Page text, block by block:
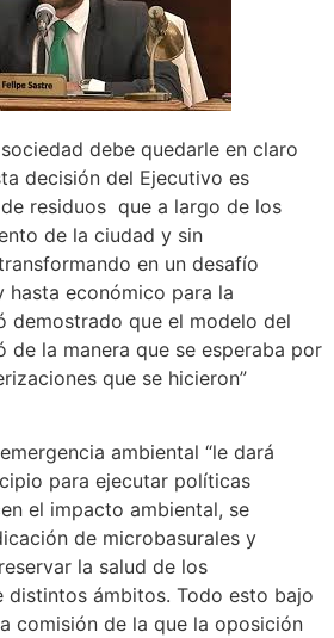
debe quedarle en claro
decisión del Ejecutivo es
residuos que a largo de los
de la ciudad y sin
en un desafío
hasta económico para la
demostrado que el modelo del
de la manera que se esperaba por
que se hicieron”
ambiental “le dará
para ejecutar políticas
el impacto ambiental, se
de microbasurales y
la salud de los
distintos ámbitos. Todo esto bajo
comisión de la que la oposición